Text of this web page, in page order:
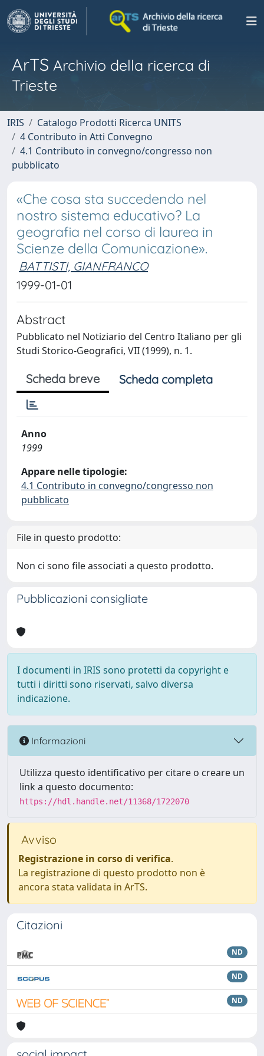
ArTS Archivio della ricerca di
Trieste
IRIS
Catalogo Prodotti Ricerca UNITS
4 Contributo in Atti Convegno
4.1 Contributo in convegno/congresso non
pubblicato
«Che cosa sta succedendo nel
nostro sistema educativo? La
geografia nel corso di laurea in
Scienze della Comunicazione».
BATTISTI, GIANFRANCO
1999-01-01
Abstract
Pubblicato nel Notiziario del Centro Italiano per gli
Studi Storico-Geografici, VII (1999), n. 1.
Scheda breve Scheda completa
Anno
1999
Appare nelle tipologie:
4.1 Contributo in convegno/congresso non
pubblicato
File in questo prodotto:
Non ci sono file associati a questo prodotto.
Pubblicazioni consigliate
I documenti in IRIS sono protetti da copyright e
tutti i diritti sono riservati, salvo diversa
indicazione.
Informazioni
Utilizza questo identificativo per citare o creare un
link a questo documento:
https://hdl.handle.net/11368/1722070
Avviso
Registrazione in corso di verifica.
La registrazione di questo prodotto non è
ancora stata validata in ArTS.
Citazioni
ND
ND
ND